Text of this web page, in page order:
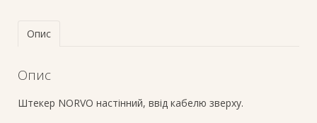
Опис
Опис
Штекер NORVO настінний, ввід кабелю зверху.